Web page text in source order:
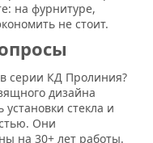
на фурнитуре,
не стоит.
серии КД Пролиния?
дизайна
стекла и
Они
на 30+ лет работы.